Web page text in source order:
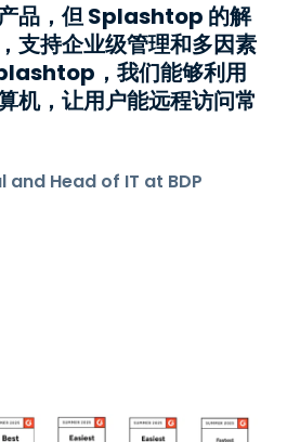
品，但 Splashtop 的解
支持企业级管理和多因素
，我们能够利用
机，让用户能远程访问常
Head of IT at BDP